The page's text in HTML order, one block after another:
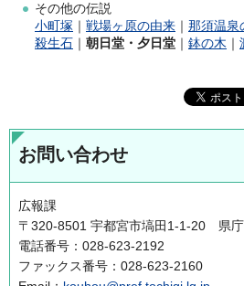
その他の伝説
小町塚 ｜ 戦場ヶ原の由来 ｜ 那須温泉
殺生石 ｜ 朝日堂・夕日堂 ｜ 鉢の木 ｜
お問い合わせ
広報課
〒320-8501 宇都宮市塙田1-1-20 県
電話番号：028-623-2192
ファックス番号：028-623-2160